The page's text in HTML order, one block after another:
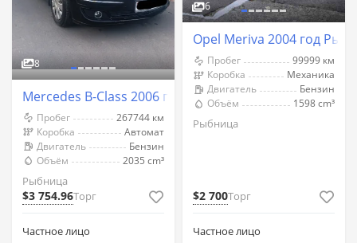
8
Mercedes B-Class 2006 год Рыбница
Пробег
267744 км
Коробка
Автомат
Двигатель
Бензин
Объём
2035 cm³
Рыбница
$3 754.96Торг
Частное лицо
6
Opel Meriva 2004 год
Пробег
99999 км
Коробка
Механика
Двигатель
Бензин
Объём
1598 cm³
Рыбница
$2 700Торг
Частное лицо